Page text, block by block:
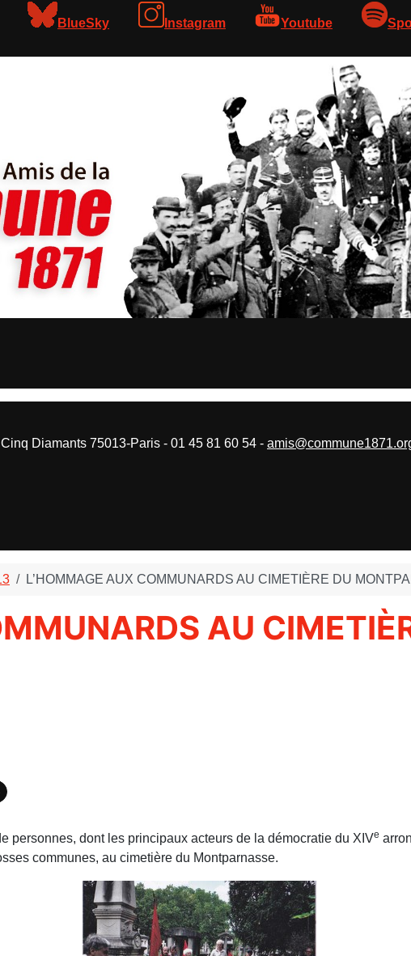
BlueSky Instagram Youtube
L’HOMMAGE AUX COMMUNARDS AU CIMETIÈRE DU
AU
personnes, dont les principaux acteurs de la démocratie du XIVe
communes, au cimetière du Montparnasse.
Diamants 75013-Paris - 01 45 81 60 54 -